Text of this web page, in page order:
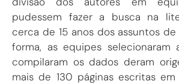
pudessem fazer a busca na
cerca de 15 anos dos assuntos de
forma, as equipes selecionaram
compilaram os dados deram
mais de 130 páginas escritas em